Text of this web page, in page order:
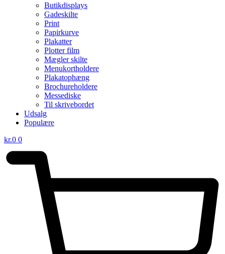
Butikdisplays
Gadeskilte
Print
Papirkurve
Plakatter
Plotter film
Mægler skilte
Menukortholdere
Plakatophæng
Brochureholdere
Messediske
Til skrivebordet
Udsalg
Populære
kr.0 0